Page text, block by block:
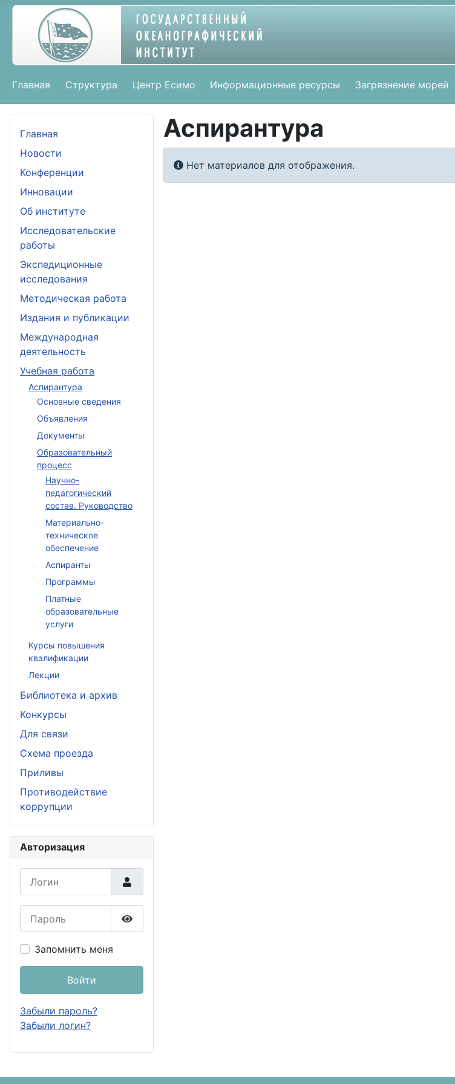
Главная Структура Центр Есимо Информационные ресурсы Загрязнение морей
Главная
Новости
Конференции
Инновации
Об институте
Исследовательские
работы
Экспедиционные
исследования
Методическая работа
Издания и публикации
Международная
деятельность
Учебная работа
Аспирантура
Основные сведения
Объявления
Документы
Образовательный
процесс
Научно-
педагогический
состав. Руководство
Материально-
техническое
обеспечение
Аспиранты
Программы
Платные
образовательные
услуги
Курсы повышения
квалификации
Лекции
Библиотека и архив
Конкурсы
Для связи
Схема проезда
Приливы
Противодействие
коррупции
Авторизация
Показать пароль
Запомнить меня
Войти
Забыли пароль?
Забыли логин?
Аспирантура
Информация
Нет материалов для отображения.